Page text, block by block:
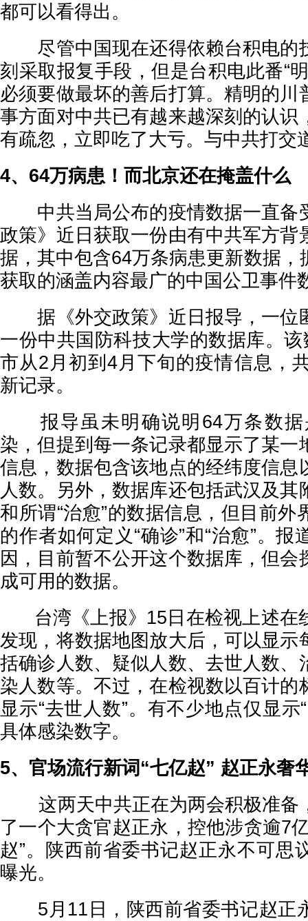
都可以看得出。
尽管中国现在还得依赖台积电的
刻采取报复手段，但是台积电此番“
必须要做最坏的善后打算。精明的川
事方面对中共已有越来越深刻的认识
有疏忽，立即吃了大亏。与中共打交
4、64万病患！而北京还在掩盖什么
中共当局公布的疫情数据一直备
政策》近日获取一份由有中共军方背
据，其中包含64万条病患更新数据，
获取的涵盖内容最广的中国公卫事件
据《外交政策》近日报导，一位
一份中共国防科技大学的数据库。
市从2月初到4月下旬的疫情信息，
新记录。
报导虽未明确说明64万条数据
染，但提到每一条记录都显示了某一
信息，数据包含该地点的经纬度信息
人数。另外，数据库还包括武汉及其
和所谓“治愈”的数据信息，但目前外
的作者如何定义“确诊”和“治愈”。
因，目前暂不公开这个数据库，但会
成可用的数据。
台湾《上报》15日在检视上述在
发现，将数据地图放大后，可以显示
括确诊人数、疑似人数、去世人数、
染人数等。不过，在检视数以百计的
显示“去世人数”。有不少地点仅显示
具体感染数字。
5、官场流行新词“七亿赵” 赵正永奢
这两天中共正在为两会积极准备
了一个大贪官赵正永，控他涉贪逾7
赵”。陕西前省委书记赵正永不可思
曝光。
5月11日，陕西前省委书记赵正